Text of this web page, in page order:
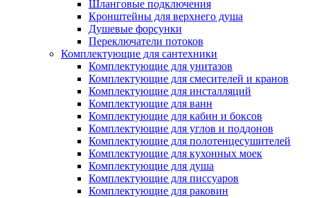
Шланговые подключения
Кронштейны для верхнего душа
Душевые форсунки
Переключатели потоков
Комплектующие для сантехники
Комплектующие для унитазов
Комплектующие для смесителей и кранов
Комплектующие для инсталляций
Комплектующие для ванн
Комплектующие для кабин и боксов
Комплектующие для углов и поддонов
Комплектующие для полотенцесушителей
Комплектующие для кухонных моек
Комплектующие для душа
Комплектующие для писсуаров
Комплектующие для раковин